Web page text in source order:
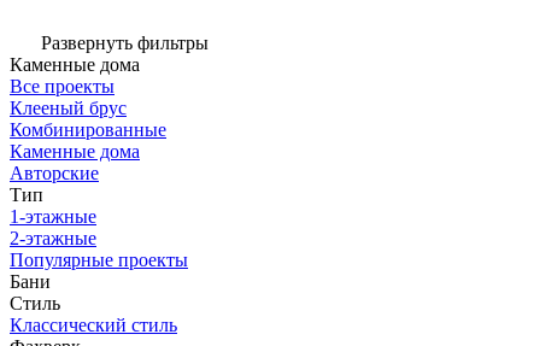
Развернуть фильтры
Каменные дома
Все проекты
Клееный брус
Комбинированные
Каменные дома
Авторские
Тип
1-этажные
2-этажные
Популярные проекты
Бани
Стиль
Классический стиль